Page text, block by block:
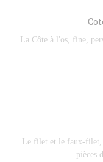
La Côte à l'os, fine,
Le filet et le faux-filet,
pièces